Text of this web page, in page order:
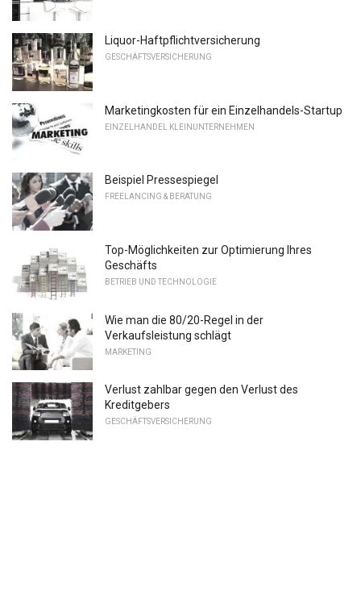
Liquor-Haftpflichtversicherung
GESCHÄFTSVERSICHERUNG
Marketingkosten für ein Einzelhandels-Startup
EINZELHANDEL KLEINUNTERNEHMEN
Beispiel Pressespiegel
FREELANCING & BERATUNG
Top-Möglichkeiten zur Optimierung Ihres
Geschäfts
BETRIEB UND TECHNOLOGIE
Wie man die 80/20-Regel in der
Verkaufsleistung schlägt
MARKETING
Verlust zahlbar gegen den Verlust des
Kreditgebers
GESCHÄFTSVERSICHERUNG